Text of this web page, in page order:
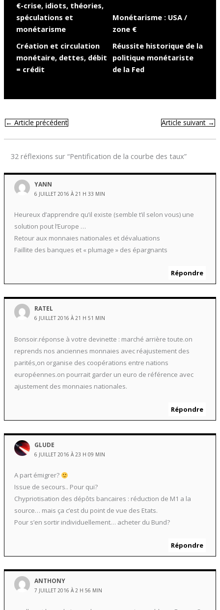
€-crise, idiots, théories,
spéculations et
monétarisme
Monétarisme : USA /
zone €
Création et circulation
monétaire, dettes, débit
= crédit
Réussite historique de la
politique monétariste
de la Fed
←Article précédent Article suivant→
32 réflexions sur “Pentification de la courbe des taux”
YANN
6 JUILLET 2016 À 21 H 33 MIN
Heureux d’apprendre qu’il existe (semble t’il selon vous) une
solution pout l’Europe …
Retour aux monnaies nationales et dévaluations
Faillite des banques et « plumage » des épargnants
Répondre
RATEL
6 JUILLET 2016 À 21 H 51 MIN
Bonsoir.réponse à votre devinette : marché arrière toute.on
reprends nos anciennes monnaies avec réajustement des
parités,on organise des coopérations entre nations
européennes.on pourrait garder un euro de référence avec
ajustement des monnaies nationales.
Répondre
GLUDE
6 JUILLET 2016 À 23 H 09 MIN
A part émigrer?
Issue de secours.. Pour qui?
Chypriotisation des dépôts bancaires : réduction de M1 a la
source… mais ça c’est du point de vue des Etats.
Pour s’en sortir individuellement… acheter du Bund?
Répondre
ANTHONY
7 JUILLET 2016 À 2 H 56 MIN